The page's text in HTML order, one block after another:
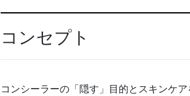
コンセプト
コンシーラーの「隠す」目的とスキンケア